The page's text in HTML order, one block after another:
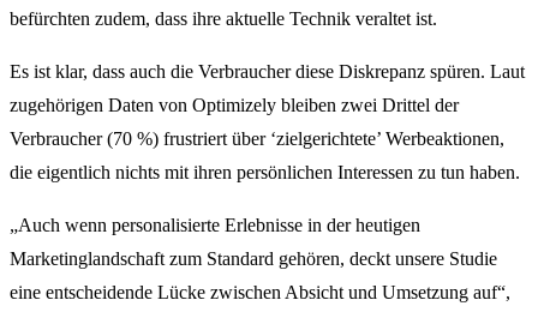
befürchten zudem, dass ihre aktuelle Technik veraltet ist.
Es ist klar, dass auch die Verbraucher diese Diskrepanz spüren. Laut
zugehörigen Daten von Optimizely bleiben zwei Drittel der
Verbraucher (70 %) frustriert über ‘zielgerichtete’ Werbeaktionen,
die eigentlich nichts mit ihren persönlichen Interessen zu tun haben.
„Auch wenn personalisierte Erlebnisse in der heutigen
Marketinglandschaft zum Standard gehören, deckt unsere Studie
eine entscheidende Lücke zwischen Absicht und Umsetzung auf“,